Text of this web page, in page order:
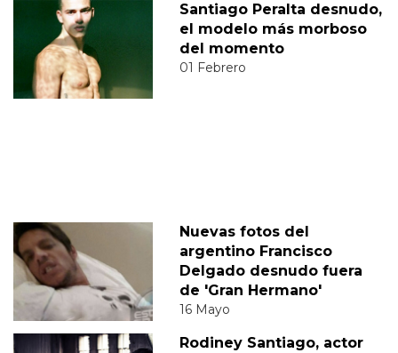
Santiago Peralta desnudo,
el modelo más morboso
del momento
01 Febrero
Nuevas fotos del
argentino Francisco
Delgado desnudo fuera
de 'Gran Hermano'
16 Mayo
Rodiney Santiago, actor